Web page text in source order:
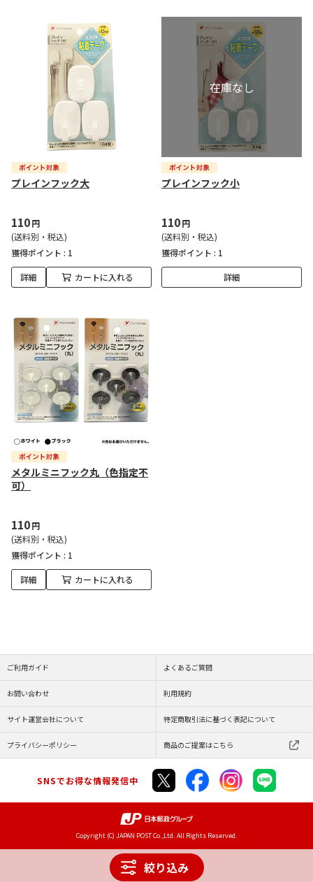
絞り込み
プレインフック大
110円
(送料別・税込)
獲得ポイント : 1
詳細 カートに入れる
プレインフック小
110円
(送料別・税込)
獲得ポイント : 1
詳細
メタルミニフック丸（色指定不
可）
110円
(送料別・税込)
獲得ポイント : 1
詳細 カートに入れる
ご利用ガイド よくあるご質問
お問い合わせ 利用規約
サイト運営会社について 特定商取引法に基づく表記について
プライバシーポリシー 商品のご提案はこちら
SNSでお得な情報発信中
Copyright (C) JAPAN POST Co.,Ltd. All Rights Reserved.